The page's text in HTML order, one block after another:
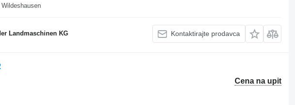
Landmaschinen KG Kontaktirajte prodavca
Cena na upit